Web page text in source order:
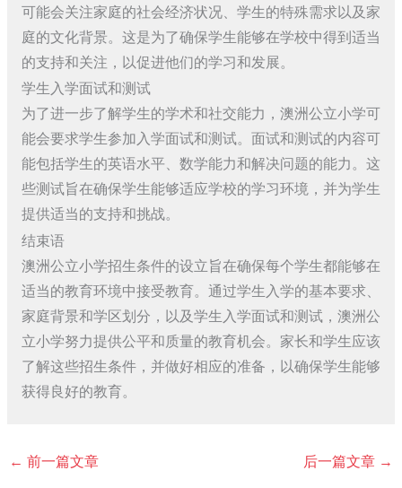
可能会关注家庭的社会经济状况、学生的特殊需求以及家
庭的文化背景。这是为了确保学生能够在学校中得到适当
的支持和关注，以促进他们的学习和发展。
学生入学面试和测试
为了进一步了解学生的学术和社交能力，澳洲公立小学可
能会要求学生参加入学面试和测试。面试和测试的内容可
能包括学生的英语水平、数学能力和解决问题的能力。这
些测试旨在确保学生能够适应学校的学习环境，并为学生
提供适当的支持和挑战。
结束语
澳洲公立小学招生条件的设立旨在确保每个学生都能够在
适当的教育环境中接受教育。通过学生入学的基本要求、
家庭背景和学区划分，以及学生入学面试和测试，澳洲公
立小学努力提供公平和质量的教育机会。家长和学生应该
了解这些招生条件，并做好相应的准备，以确保学生能够
获得良好的教育。
← 前一篇文章 后一篇文章 →